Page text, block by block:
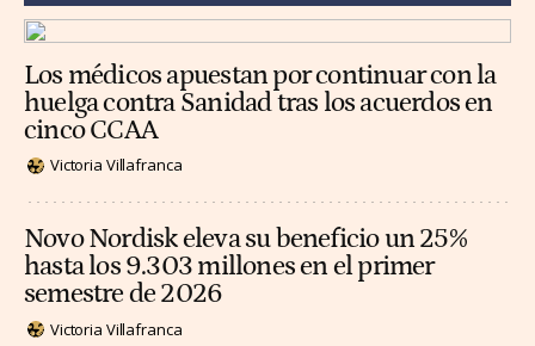
Los médicos apuestan por continuar con la
huelga contra Sanidad tras los acuerdos en
cinco CCAA
Victoria Villafranca
Novo Nordisk eleva su beneficio un 25%
hasta los 9.303 millones en el primer
semestre de 2026
Victoria Villafranca